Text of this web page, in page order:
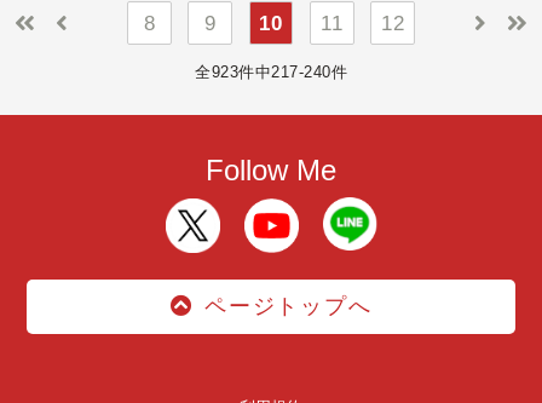
8 9 10 11 12
全923件中217-240件
Follow Me
ページトップへ